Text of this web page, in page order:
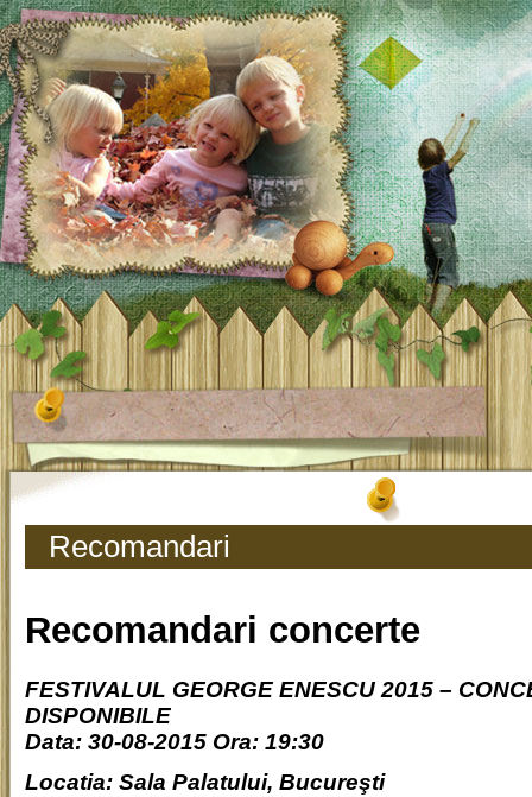
Recomandari
Recomandari concerte
FESTIVALUL GEORGE ENESCU 2015 –
DISPONIBILE
Data: 30-08-2015 Ora: 19:30
Locatia: Sala Palatului, Bucureşti